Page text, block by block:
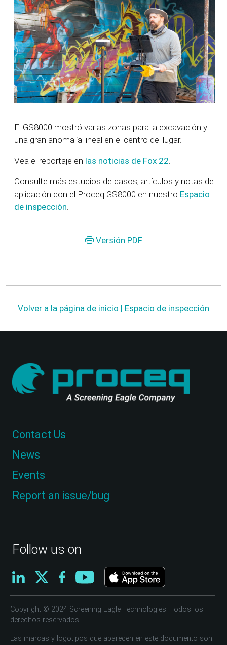
El GS8000 mostró varias zonas para la excavación y
una gran anomalía lineal en el centro del lugar.
Vea el reportaje en las noticias de Fox 22.
Consulte más estudios de casos, artículos y notas de
aplicación con el Proceq GS8000 en nuestro Espacio
de inspección.
Versión PDF
Volver a la página de inicio | Espacio de inspección
Follow us on
Contact Us
News
Events
Report an issue/bug
Copyright © 2024 Screening Eagle Technologies. Todos los
derechos reservados.
Las marcas y logotipos que aparecen en este documento son